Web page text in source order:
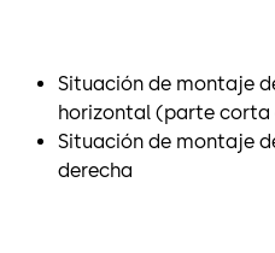
Situación de montaje
horizontal (parte corta
Situación de montaje
derecha